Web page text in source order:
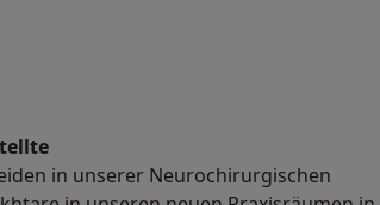
in unserer Neurochirurgischen